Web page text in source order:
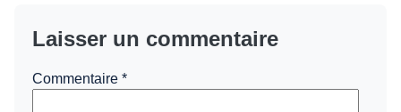
Laisser un commentaire
Commentaire *